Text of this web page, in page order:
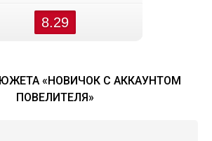
8.29
«НОВИЧОК С АККАУНТОМ
ПОВЕЛИТЕЛЯ»